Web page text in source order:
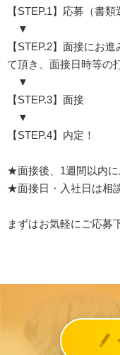
【STEP.1】応募（書類
▼
【STEP.2】面接にお
て頂き、面接日時等の
▼
【STEP.3】面接
▼
【STEP.4】内定！
★面接後、1週間以内に
★面接日・入社日は相
まずはお気軽にご応募